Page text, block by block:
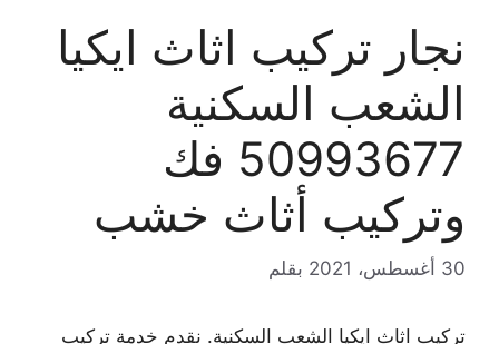
نجار تركيب اثاث ايكيا
الشعب السكنية
50993677 فك
وتركيب أثاث خشب
30 أغسطس، 2021 بقلم
تركيب اثاث ايكيا الشعب السكنية. نقدم خدمة تركيب